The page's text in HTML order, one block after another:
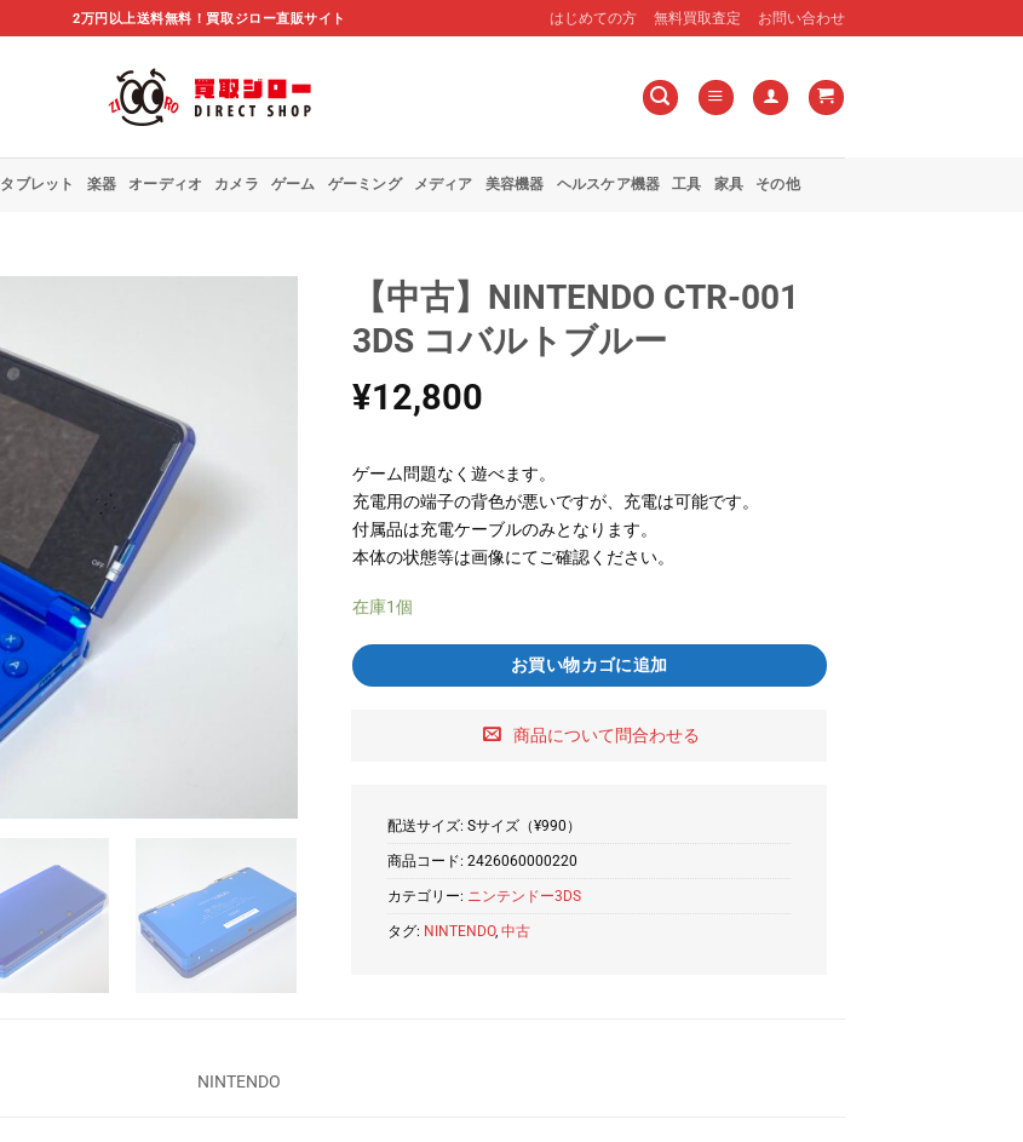
2万円以上送料無料！買取ジロー直販サイト はじめての方 無料買取査定 お問い合わせ
タブレット 楽器 オーディオ カメラ ゲーム ゲーミング メディア 美容機器 ヘルスケア機器 工具 家具 その他
【中古】NINTENDO CTR-001
3DS コバルトブルー
¥12,800
ゲーム問題なく遊べます。
充電用の端子の背色が悪いですが、充電は可能です。
付属品は充電ケーブルのみとなります。
本体の状態等は画像にてご確認ください。
在庫1個
お買い物カゴに追加
商品について問合わせる
配送サイズ: Sサイズ（¥990）
商品コード:2426060000220
カテゴリー: ニンテンドー3DS
タグ: NINTENDO,中古
NINTENDO